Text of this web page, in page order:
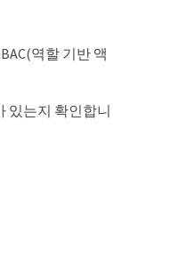
역할 기반 액
있는지 확인합니